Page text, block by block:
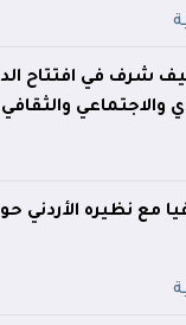
شرف في افتتاح
والثقافي
مع نظيره الأردني